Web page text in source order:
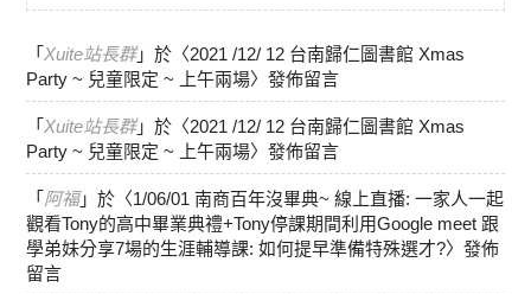
「 Xuite站長群」於〈2021 /12/ 12 台南歸仁圖書館 Xmas
Party ~ 兒童限定 ~ 上午兩場〉發佈留言
「 Xuite站長群」於〈2021 /12/ 12 台南歸仁圖書館 Xmas
Party ~ 兒童限定 ~ 上午兩場〉發佈留言
「 阿福」於〈1/06/01 南商百年沒畢典~ 線上直播: 一家人一起
觀看Tony的高中畢業典禮+Tony停課期間利用Google meet 跟
學弟妹分享7場的生涯輔導課: 如何提早準備特殊選才?〉發佈
留言